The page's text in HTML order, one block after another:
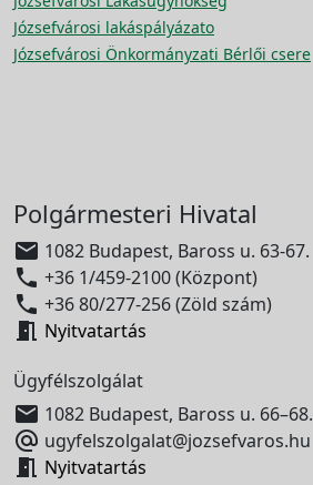
Józsefvárosi lakáspályázato
Józsefvárosi Önkormányzati Bérlői csere
Polgármesteri Hivatal
 1082 Budapest, Baross u. 63-67.
 +36 1/459-2100 (Központ)
 +36 80/277-256 (Zöld szám)
 Nyitvatartás
Ügyfélszolgálat
 1082 Budapest, Baross u. 66–68.
 ugyfelszolgalat@jozsefvaros.hu
 Nyitvatartás